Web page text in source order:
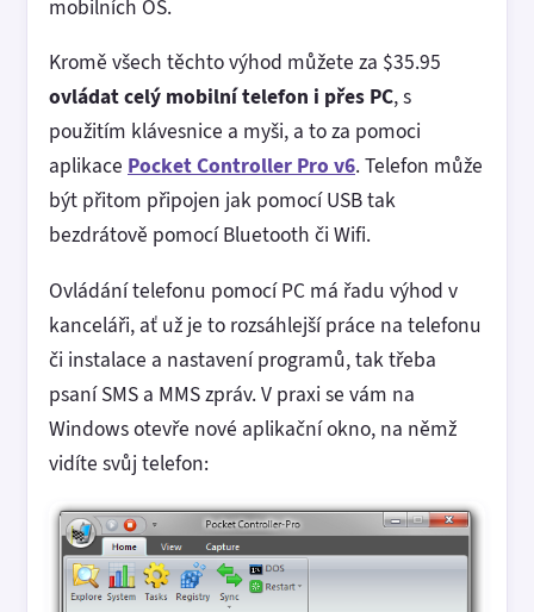
mobilních OS.
Kromě všech těchto výhod můžete za $35.95
ovládat celý mobilní telefon i přes PC, s
použitím klávesnice a myši, a to za pomoci
aplikace Pocket Controller Pro v6. Telefon může
být přitom připojen jak pomocí USB tak
bezdrátově pomocí Bluetooth či Wifi.
Ovládání telefonu pomocí PC má řadu výhod v
kanceláři, ať už je to rozsáhlejší práce na telefonu
či instalace a nastavení programů, tak třeba
psaní SMS a MMS zpráv. V praxi se vám na
Windows otevře nové aplikační okno, na němž
vidíte svůj telefon: